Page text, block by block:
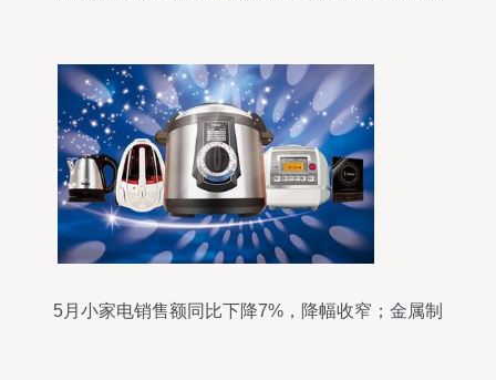
5月小家电销售额同比下降7%，降幅收窄；金属制